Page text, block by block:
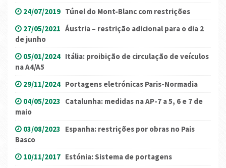
24/07/2019 Túnel do Mont-Blanc com restrições
27/05/2021 Áustria – restrição adicional para o dia 2
de junho
05/01/2024 Itália: proibição de circulação de veículos
na A4/A5
29/11/2024 Portagens eletrónicas Paris-Normadia
04/05/2023 Catalunha: medidas na AP-7 a 5, 6 e 7 de
maio
03/08/2023 Espanha: restrições por obras no Pais
Basco
10/11/2017 Estónia: Sistema de portagens